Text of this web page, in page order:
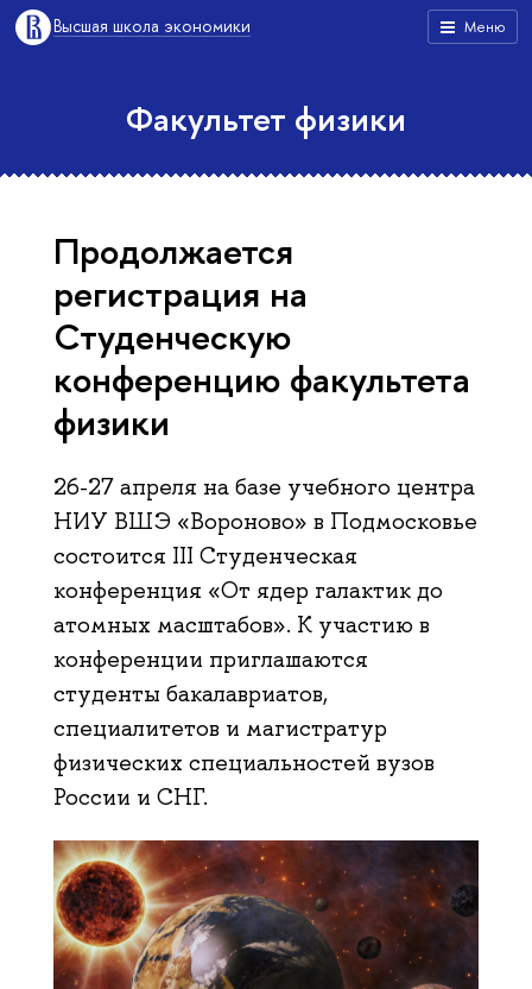
Меню
Высшая школа экономики
Факультет физики
Продолжается
регистрация на
Студенческую
конференцию факультета
физики
26-27 апреля на базе учебного центра
НИУ ВШЭ «Вороново» в Подмосковье
состоится III Студенческая
конференция «От ядер галактик до
атомных масштабов». К участию в
конференции приглашаются
студенты бакалавриатов,
специалитетов и магистратур
физических специальностей вузов
России и СНГ.